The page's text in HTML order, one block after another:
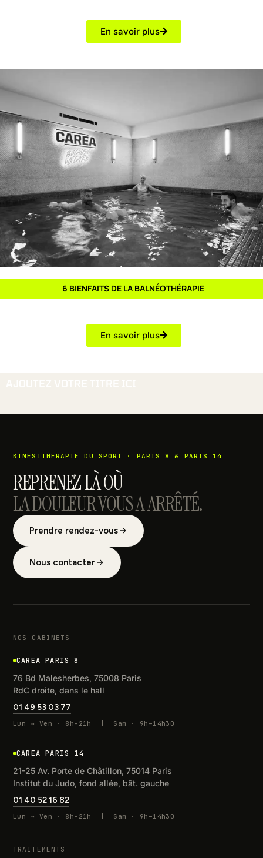
En savoir plus
6 BIENFAITS DE LA BALNÉOTHÉRAPIE
En savoir plus
KINÉSITHÉRAPIE DU SPORT · PARIS 8 & PARIS 14
REPRENEZ LÀ OÙ
LA DOULEUR VOUS A ARRÊTÉ.
Prendre rendez-vous
Nous contacter
NOS CABINETS
CAREA PARIS 8
76 Bd Malesherbes, 75008 Paris
RdC droite, dans le hall
01 49 53 03 77
Lun → Ven · 8h–21h | Sam · 9h–14h30
CAREA PARIS 14
21-25 Av. Porte de Châtillon, 75014 Paris
Institut du Judo, fond allée, bât. gauche
01 40 52 16 82
Lun → Ven · 8h–21h | Sam · 9h–14h30
TRAITEMENTS